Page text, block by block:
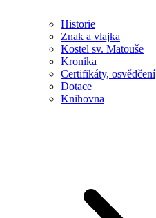
Historie
Znak a vlajka
Kostel sv. Matouše
Kronika
Certifikáty, osvědčení
Dotace
Knihovna